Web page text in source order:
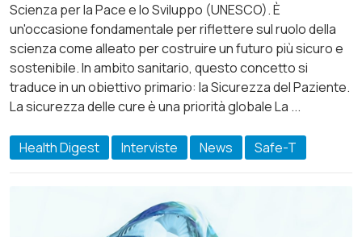
Scienza per la Pace e lo Sviluppo (UNESCO). È
un'occasione fondamentale per riflettere sul ruolo della
scienza come alleato per costruire un futuro più sicuro e
sostenibile. In ambito sanitario, questo concetto si
traduce in un obiettivo primario: la Sicurezza del Paziente.
La sicurezza delle cure è una priorità globale La ...
Health Digest Interviste News Safe-T